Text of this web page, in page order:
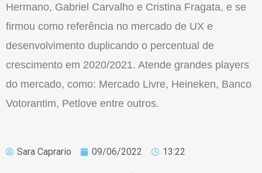
Hermano, Gabriel Carvalho e Cristina Fragata, e se
firmou como referência no mercado de UX e
desenvolvimento duplicando o percentual de
crescimento em 2020/2021. Atende grandes players
do mercado, como: Mercado Livre, Heineken, Banco
Votorantim, Petlove entre outros.
Sara Caprario 09/06/2022 13:22